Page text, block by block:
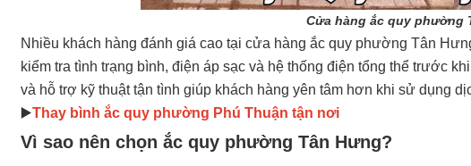
Cửa hàng ắc quy phường
Nhiều khách hàng đánh giá cao tại cửa hàng ắc quy phường Tân
kiểm tra tình trạng bình, điện áp sạc và hệ thống điện tổng thể trước
và hỗ trợ kỹ thuật tận tình giúp khách hàng yên tâm hơn khi sử dụng
▶️Thay bình ắc quy phường Phú Thuận tận nơi
Vì sao nên chọn ắc quy phường Tân Hưng?